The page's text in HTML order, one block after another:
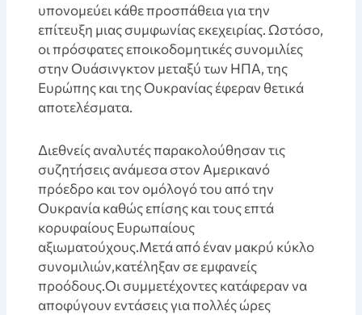
υπονομεύει κάθε προσπάθεια για την
επίτευξη μιας συμφωνίας εκεχειρίας. Ωστόσο,
οι πρόσφατες εποικοδομητικές συνομιλίες
στην Ουάσινγκτον μεταξύ των ΗΠΑ, της
Ευρώπης και της Ουκρανίας έφεραν θετικά
αποτελέσματα.
Διεθνείς αναλυτές παρακολούθησαν τις
συζητήσεις ανάμεσα στον Αμερικανό
πρόεδρο και τον ομόλογό του από την
Ουκρανία καθώς επίσης και τους επτά
κορυφαίους Ευρωπαίους
αξιωματούχους.Μετά από έναν μακρύ κύκλο
συνομιλιών,κατέληξαν σε εμφανείς
προόδους.Οι συμμετέχοντες κατάφεραν να
αποφύγουν εντάσεις για πολλές ώρες